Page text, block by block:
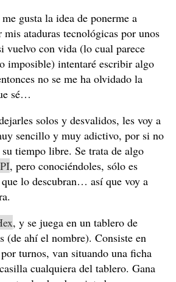
gusta la idea de ponerme a
ataduras tecnológicas por unos
vuelvo con vida (lo cual parece
imposible) intentaré escribir algo
no se me ha olvidado la
sé…
solos y desvalidos, les voy a
sencillo y muy adictivo, por si no
su tiempo libre. Se trata de algo
, pero conociéndoles, sólo es
lo descubran… así que voy a
, y se juega en un tablero de
(de ahí el nombre). Consiste en
turnos, van situando una ficha
cualquiera del tablero. Gana